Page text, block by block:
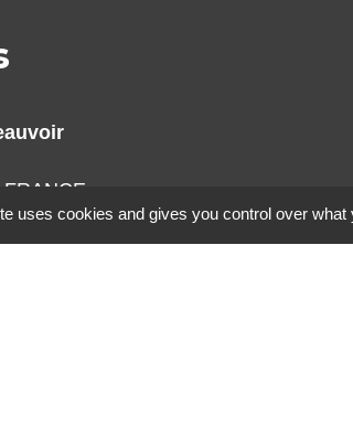
uses cookies and gives you control over what